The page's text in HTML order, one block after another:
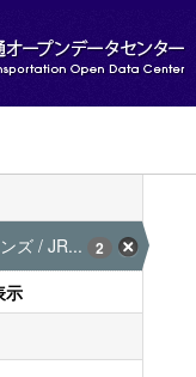
ズ / JR...
2
示